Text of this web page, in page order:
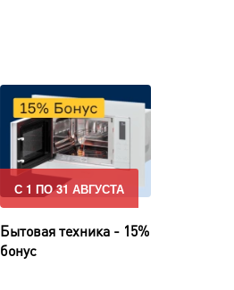
С 1 ПО 31 АВГУСТА
Бытовая техника - 15%
бонус